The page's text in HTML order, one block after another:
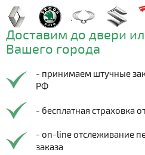
Доставим до двери
Вашего города
- принимаем штучные
РФ
- бесплатная страховка
- on-line отслеживание
заказа